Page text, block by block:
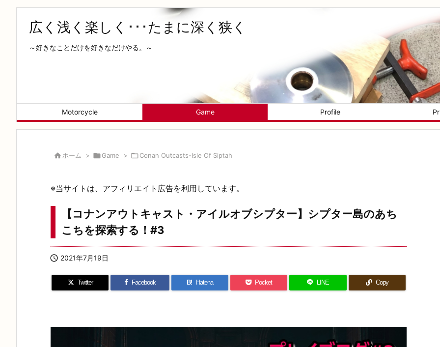
広く浅く楽しく･･･たまに深く狭く
～好きなことだけを好きなだけやる。～
Motorcycle Game Profile
ホーム > Game > Conan Outcasts-Isle Of Siptah
※当サイトは、アフィリエイト広告を利用しています。
【コナンアウトキャスト・アイルオブシプター】シプター島のあち
こちを探索する！#3
 2021年7月19日
Twitter Facebook B! Hatena Pocket LINE Copy